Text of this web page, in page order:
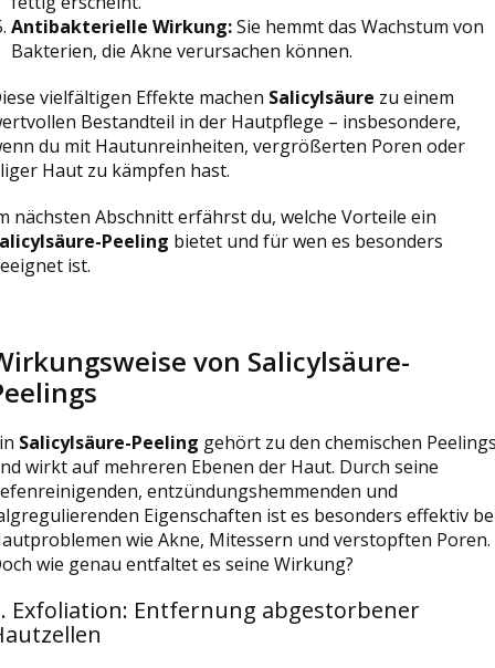
Antibakterielle Wirkung:Sie hemmt das Wachstum von
Bakterien, die Akne verursachen können.
vielfältigen Effekte machen Salicylsäure zu einem
Bestandteil in der Hautpflege – insbesondere,
du mit Hautunreinheiten, vergrößerten Poren oder
Haut zu kämpfen hast.
nächsten Abschnitt erfährst du, welche Vorteile ein
Peeling bietet und für wen es besonders
ist.
von Salicylsäure-
Salicylsäure-Peeling gehört zu den chemischen
wirkt auf mehreren Ebenen der Haut. Durch seine
entzündungshemmenden und
Eigenschaften ist es besonders effektiv
wie Akne, Mitessern und verstopften Poren.
wie genau entfaltet es seine Wirkung?
Exfoliation: Entfernung abgestorbener